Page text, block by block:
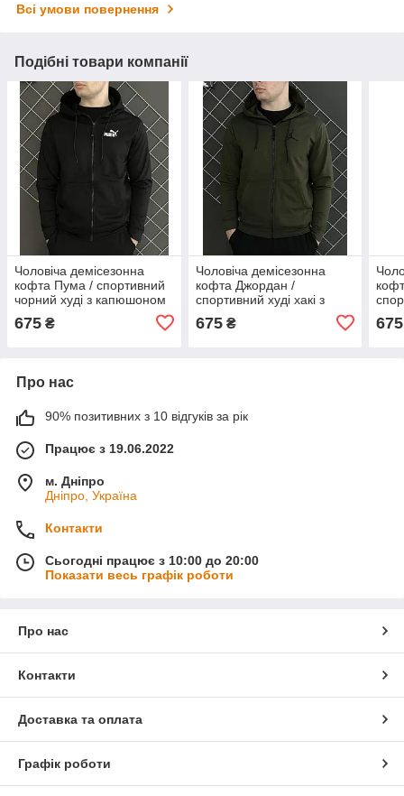
Всі умови повернення
Подібні товари компанії
Чоловіча демісезонна
кофта Пума / спортивний
чорний худі з капюшоном
осінь
675 ₴
Чоловіча демісезонна
кофта Джордан /
спортивний худі хакі з
Jordan весна осінь
675₴ 675
Про нас
90% позитивних з 10 відгуків за рік
Працює з 19.06.2022
м. Дніпро
Дніпро, Україна
Контакти
Сьогодні працює з 10:00 до 20:00
Показати весь графік роботи
Про нас
Контакти
Доставка та оплата
Графік роботи